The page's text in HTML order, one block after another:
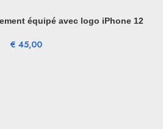
équipé avec logo iPhone 12
€ 45,00